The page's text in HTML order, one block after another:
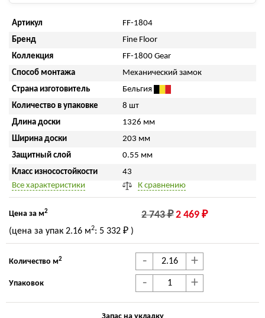
Артикул
FF-1804
Бренд
Fine Floor
Коллекция
FF-1800 Gear
Способ монтажа
Механический замок
Страна изготовитель
Бельгия
Количество в упаковке
8 шт
Длина доски
1326 мм
Ширина доски
203 мм
Защитный слой
0.55 мм
Класс износостойкости
43
Все характеристики
К сравнению
Цена за м2 2 743 ₽ 2 469 ₽
(цена за упак 2.16 м2: 5 332 ₽ )
Количество м2 - +
Упаковок - +